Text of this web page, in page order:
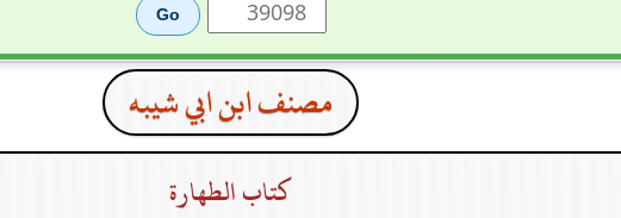
مصنف ابن ابي شيبه
كتاب الطهارة